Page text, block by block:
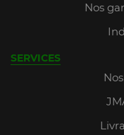
Nos
SERVICES